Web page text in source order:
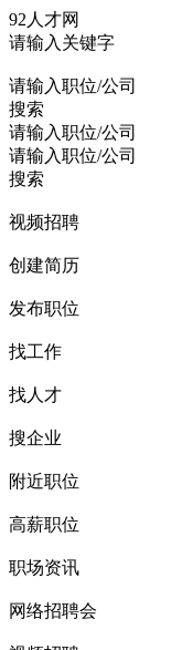
92人才网
请输入关键字
请输入职位/公司
搜索
请输入职位/公司
请输入职位/公司
搜索
视频招聘
创建简历
发布职位
找工作
找人才
搜企业
附近职位
高薪职位
职场资讯
网络招聘会